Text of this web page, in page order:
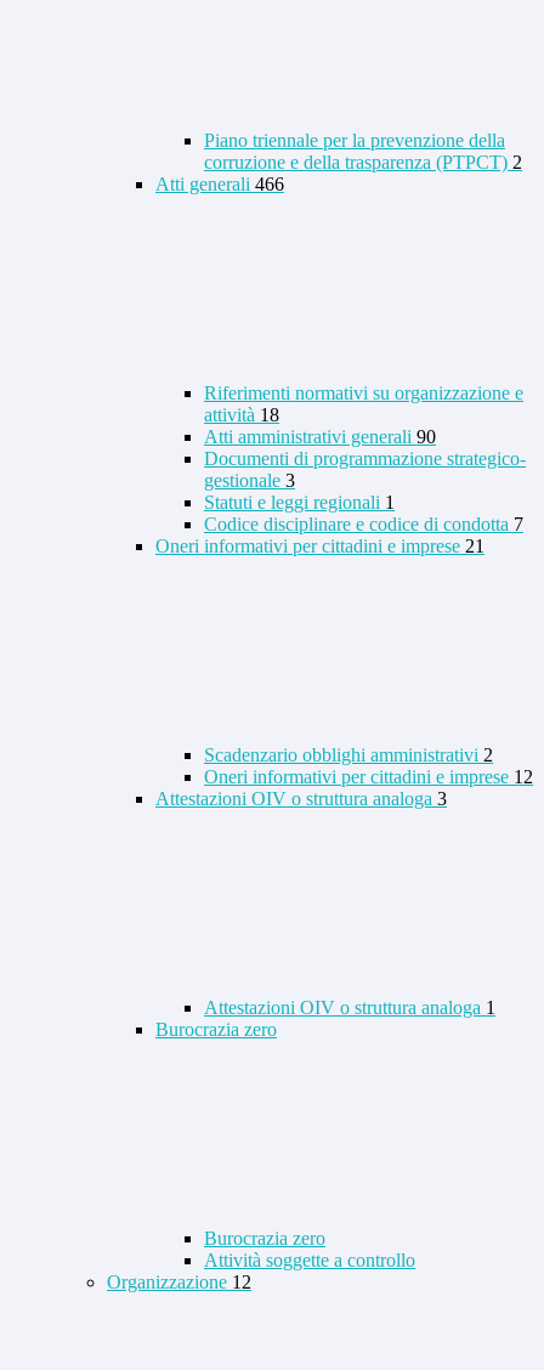
Piano triennale per la prevenzione della
corruzione e della trasparenza (PTPCT) 2
Atti generali 466
Riferimenti normativi su organizzazione e
attività 18
Atti amministrativi generali 90
Documenti di programmazione strategico-
gestionale 3
Statuti e leggi regionali 1
Codice disciplinare e codice di condotta 7
Oneri informativi per cittadini e imprese 21
Scadenzario obblighi amministrativi 2
Oneri informativi per cittadini e imprese 12
Attestazioni OIV o struttura analoga 3
Attestazioni OIV o struttura analoga 1
Burocrazia zero
Burocrazia zero
Attività soggette a controllo
Organizzazione 12